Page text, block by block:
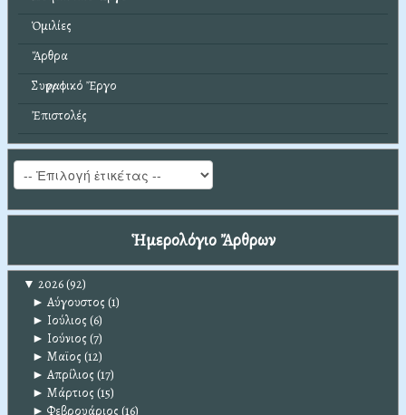
Ὁμιλίες
Ἄρθρα
Συγγραφικό Ἔργο
Ἐπιστολές
Ἡμερολόγιο Ἄρθρων
▼ 2026(92)
► Αύγουστος (1)
► Ιούλιος (6)
► Ιούνιος (7)
► Μαϊος (12)
► Απρίλιος (17)
► Μάρτιος (15)
► Φεβρουάριος (16)